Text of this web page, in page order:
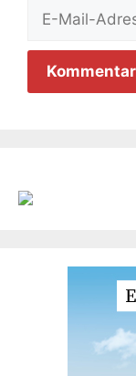
Mail-
Adresse